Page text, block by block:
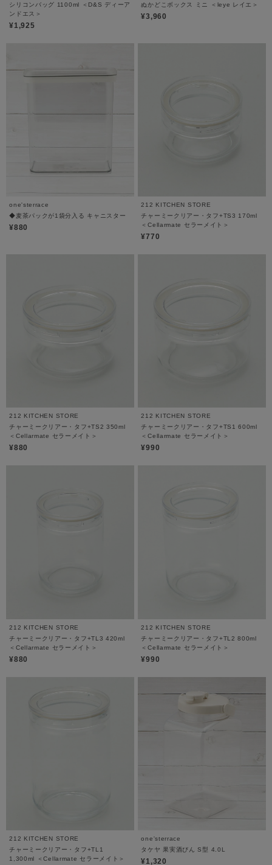
シリコンバッグ 1100ml ＜D&S ディーア
ンドエス＞
¥1,925
ぬかどこボックス ミニ ＜leye レイエ＞
¥3,960
one'sterrace
◆麦茶パックが1袋分入る キャニスター
¥880
212 KITCHEN STORE
チャーミークリアー・タフ+TS3 170ml
＜Cellarmate セラーメイト＞
¥770
212 KITCHEN STORE
チャーミークリアー・タフ+TS2 350ml
＜Cellarmate セラーメイト＞
¥880
212 KITCHEN STORE
チャーミークリアー・タフ+TS1 600ml
＜Cellarmate セラーメイト＞
¥990
212 KITCHEN STORE
チャーミークリアー・タフ+TL3 420ml
＜Cellarmate セラーメイト＞
¥880
212 KITCHEN STORE
チャーミークリアー・タフ+TL2 800ml
＜Cellarmate セラーメイト＞
¥990
212 KITCHEN STORE
チャーミークリアー・タフ+TL1
1,300ml ＜Cellarmate セラーメイト＞
one'sterrace
タケヤ 果実酒びん S型 4.0L
¥1,320